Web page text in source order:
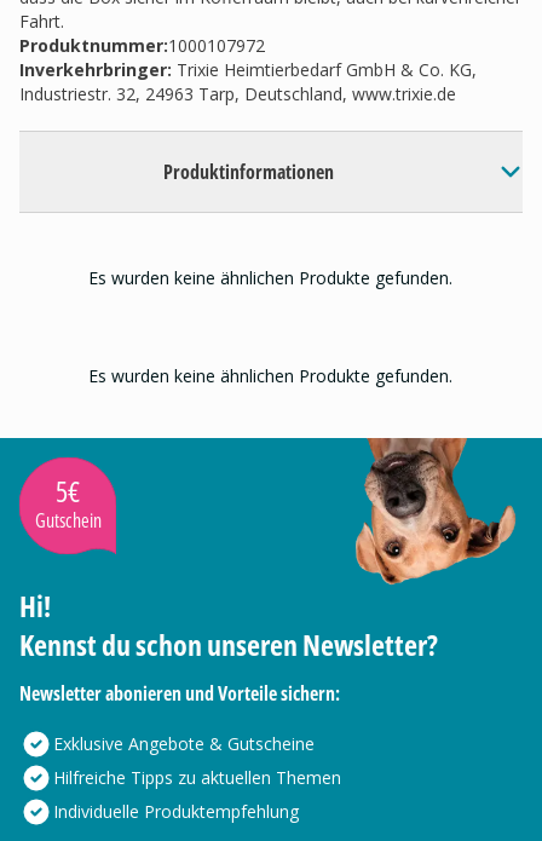
Fahrt.
Produktnummer:1000107972
Inverkehrbringer: Trixie Heimtierbedarf GmbH & Co. KG,
Industriestr. 32, 24963 Tarp, Deutschland, www.trixie.de
Produktinformationen
Es wurden keine ähnlichen Produkte gefunden.
Es wurden keine ähnlichen Produkte gefunden.
5€
Gutschein
Hi!
Kennst du schon unseren Newsletter?
Newsletter abonieren und Vorteile sichern:
Exklusive Angebote & Gutscheine
Hilfreiche Tipps zu aktuellen Themen
Individuelle Produktempfehlung